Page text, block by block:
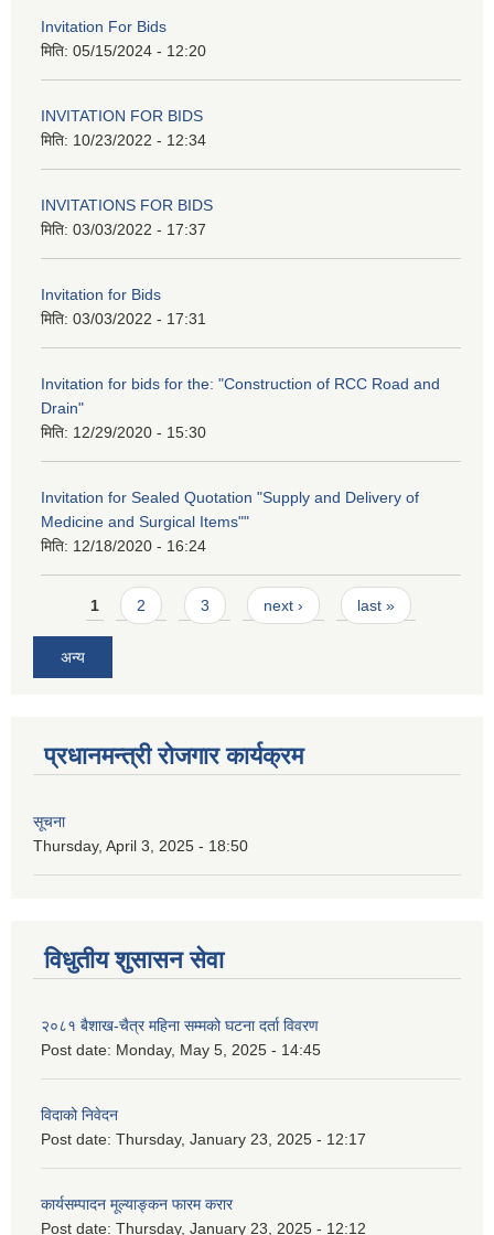
Invitation For Bids
मिति: 05/15/2024 - 12:20
INVITATION FOR BIDS
मिति: 10/23/2022 - 12:34
INVITATIONS FOR BIDS
मिति: 03/03/2022 - 17:37
Invitation for Bids
मिति: 03/03/2022 - 17:31
Invitation for bids for the: "Construction of RCC Road and
Drain"
मिति: 12/29/2020 - 15:30
Invitation for Sealed Quotation "Supply and Delivery of
Medicine and Surgical Items""
मिति: 12/18/2020 - 16:24
Pages
1 2 3 next › last »
अन्य
प्रधानमन्त्री रोजगार कार्यक्रम
सूचना
Thursday, April 3, 2025 - 18:50
विधुतीय शुसासन सेवा
२०८१ बैशाख-चैत्र महिना सम्मको घटना दर्ता विवरण
Post date: Monday, May 5, 2025 - 14:45
विदाको निवेदन
Post date: Thursday, January 23, 2025 - 12:17
कार्यसम्पादन मूल्याङ्कन फारम करार
Post date: Thursday, January 23, 2025 - 12:12